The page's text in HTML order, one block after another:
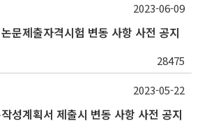
문제출자격시험 변동 사항 사전 공지
28475
2023-06-09
성계획서 제출시 변동 사항 사전 공지
2023-05-22